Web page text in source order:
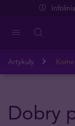
Artykuły
Dobry